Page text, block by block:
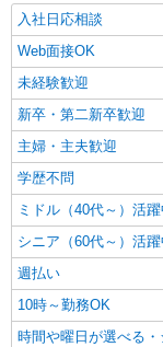
派遣社員
株式会社トラストグ
入社日応相談
Web面接OK
未経験歓迎
新卒・第二新卒歓迎
主婦・主夫歓迎
学歴不問
ミドル（40代～）活躍
シニア（60代～）活躍
週払い
10時～勤務OK
時間や曜日が選べる・